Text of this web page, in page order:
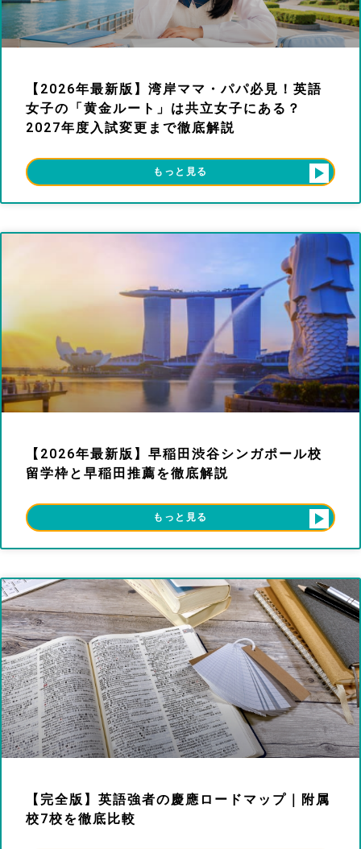
【2026年最新版】湾岸ママ・パパ必見！英語
女子の「黄金ルート」は共立女子にある？
2027年度入試変更まで徹底解説
もっと見る
【2026年最新版】早稲田渋谷シンガポール校
留学枠と早稲田推薦を徹底解説
もっと見る
【完全版】英語強者の慶應ロードマップ｜附属
校7校を徹底比較